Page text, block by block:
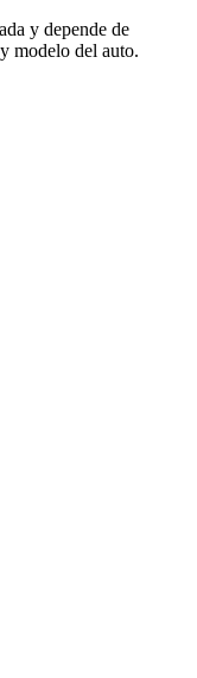
y depende de
modelo del auto.